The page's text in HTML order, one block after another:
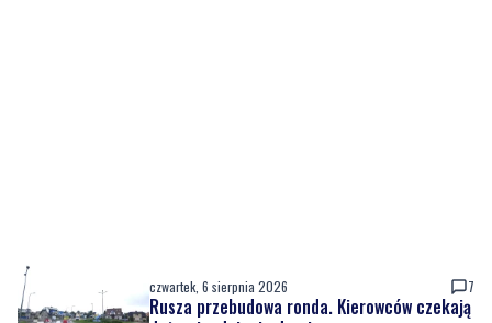
czwartek, 6 sierpnia 2026 7